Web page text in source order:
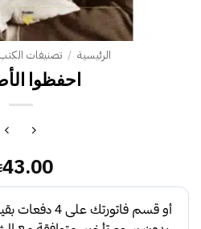
الرئيسية / تصنيفات
احفظوا
43.00